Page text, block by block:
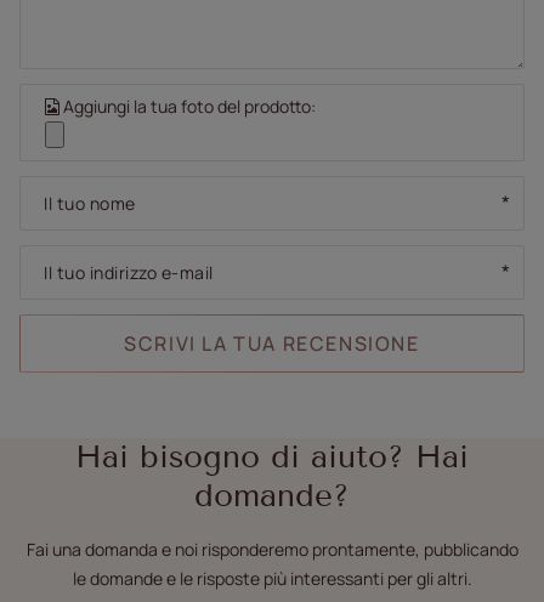
Aggiungi la tua foto del prodotto:
Il tuo nome
Il tuo indirizzo e-mail
SCRIVI LA TUA RECENSIONE
Hai bisogno di aiuto? Hai
domande?
Fai una domanda e noi risponderemo prontamente, pubblicando
le domande e le risposte più interessanti per gli altri.